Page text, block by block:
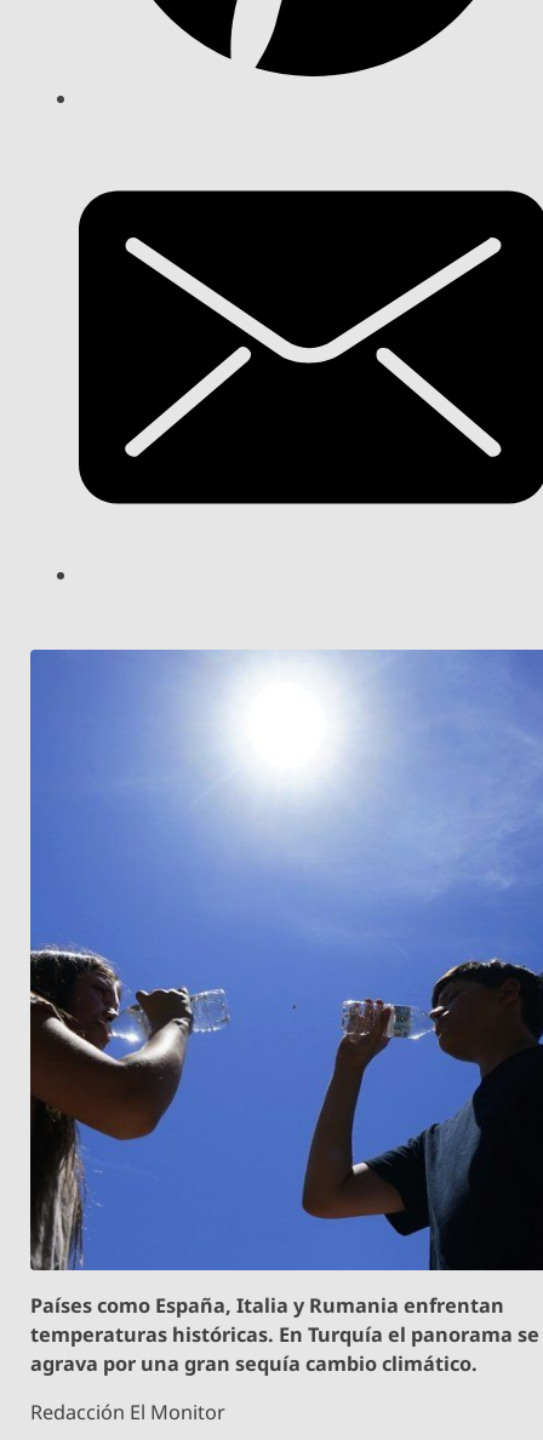
Países como España, Italia y Rumania enfrentan
temperaturas históricas. En Turquía el panorama se
agrava por una gran sequía cambio climático.
Redacción El Monitor